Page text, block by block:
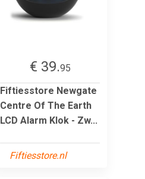
€ 39.95
Fiftiesstore Newgate
Centre Of The Earth
LCD Alarm Klok - Zw...
Fiftiesstore.nl